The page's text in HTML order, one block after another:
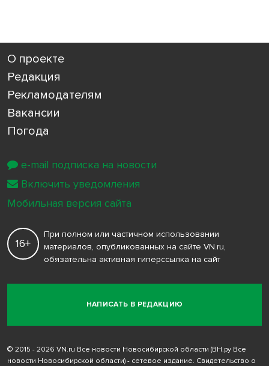
О проекте
Редакция
Рекламодателям
Вакансии
Погода
НАПИСАТЬ В РЕДАКЦИЮ
16+
При полном или частичном использовании
материалов, опубликованных на сайте VN.ru,
обязательна активная гиперссылка на сайт
© 2015 - 2026 VN.ru Все новости Новосибирской области (ВН.ру Все
новости Новосибирской области) - сетевое издание. Свидетельство о
e-mail подписка на новости
Включить уведомления
Мобильная версия сайта